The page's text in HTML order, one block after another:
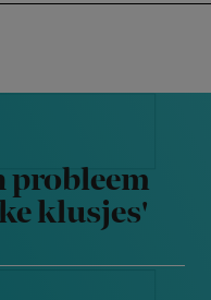
probleem
klusjes'